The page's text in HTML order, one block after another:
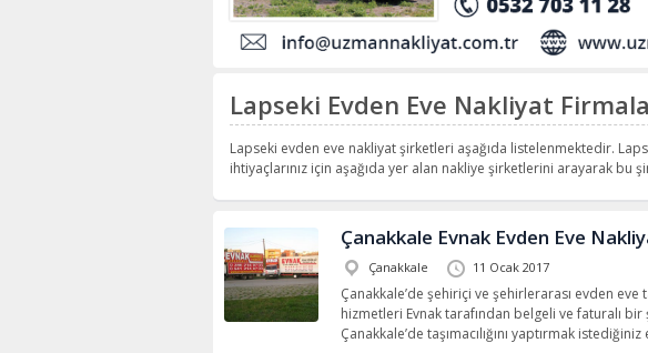
Lapseki Evden Eve Nakliyat
Lapseki evden eve nakliyat şirketleri aşağıda listelenmektedir.
ihtiyaçlarınız için aşağıda yer alan nakliye şirketlerini arayarak bu
Çanakkale Evnak Evden Eve
Çanakkale 11 Ocak 2017
Çanakkale’de şehiriçi ve şehirlerarası evden eve
hizmetleri Evnak tarafından belgeli ve faturalı
Çanakkale’de taşımacılığını yaptırmak